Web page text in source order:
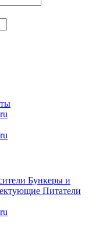
Бункеры и
Питатели